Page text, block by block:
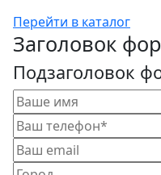
Перейти в каталог
Заголовок
Подзаголовок